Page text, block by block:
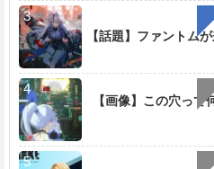
【話題】ファントム
【画像】この穴って